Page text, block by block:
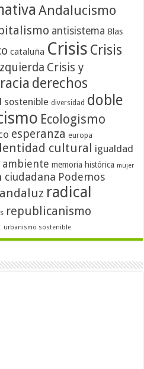
Andalucismo
antisistema Blas
cataluña Crisis Crisis
Crisis y
derechos
sostenible diversidad doble
Ecologismo
esperanza europa
cultural igualdad
ambiente memoria histórica mujer
ciudadana Podemos
radical
republicanismo
urbanismo sostenible